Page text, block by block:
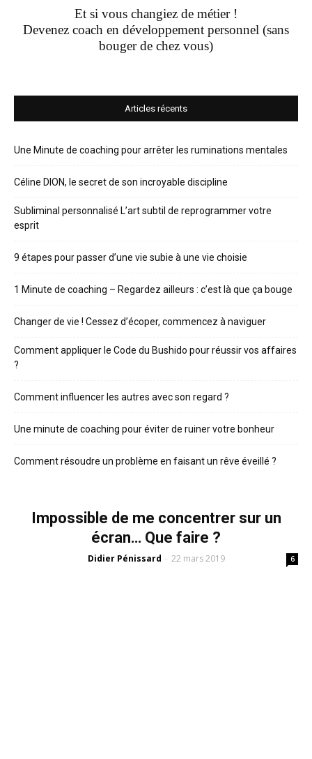
Et si vous changiez de métier !
Devenez coach en développement personnel (sans
bouger de chez vous)
Articles récents
Une Minute de coaching pour arrêter les ruminations mentales
Céline DION, le secret de son incroyable discipline
Subliminal personnalisé L’art subtil de reprogrammer votre
esprit
9 étapes pour passer d’une vie subie à une vie choisie
1 Minute de coaching – Regardez ailleurs : c’est là que ça bouge
Changer de vie ! Cessez d’écoper, commencez à naviguer
Comment appliquer le Code du Bushido pour réussir vos affaires
?
Comment influencer les autres avec son regard ?
Une minute de coaching pour éviter de ruiner votre bonheur
Comment résoudre un problème en faisant un rêve éveillé ?
Impossible de me concentrer sur un
écran… Que faire ?
Didier Pénissard - 22 mars 2019 6